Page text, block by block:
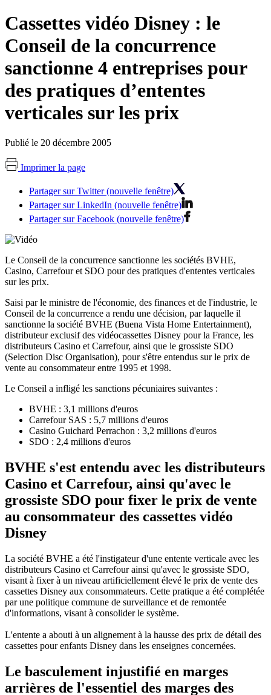
Cassettes vidéo Disney : le
Conseil de la concurrence
sanctionne 4 entreprises pour
des pratiques d’ententes
verticales sur les prix
Publié le 20 décembre 2005
Imprimer la page
Partager sur Twitter (nouvelle fenêtre)
Partager sur LinkedIn (nouvelle fenêtre)
Partager sur Facebook (nouvelle fenêtre)
Le Conseil de la concurrence sanctionne les sociétés BVHE,
Casino, Carrefour et SDO pour des pratiques d'ententes verticales
sur les prix.
Saisi par le ministre de l'économie, des finances et de l'industrie, le
Conseil de la concurrence a rendu une décision, par laquelle il
sanctionne la société BVHE (Buena Vista Home Entertainment),
distributeur exclusif des vidéocassettes Disney pour la France, les
distributeurs Casino et Carrefour, ainsi que le grossiste SDO
(Selection Disc Organisation), pour s'être entendus sur le prix de
vente au consommateur entre 1995 et 1998.
Le Conseil a infligé les sanctions pécuniaires suivantes :
BVHE : 3,1 millions d'euros
Carrefour SAS : 5,7 millions d'euros
Casino Guichard Perrachon : 3,2 millions d'euros
SDO : 2,4 millions d'euros
BVHE s'est entendu avec les distributeurs
Casino et Carrefour, ainsi qu'avec le
grossiste SDO pour fixer le prix de vente
au consommateur des cassettes vidéo
Disney
La société BVHE a été l'instigateur d'une entente verticale avec les
distributeurs Casino et Carrefour ainsi qu'avec le grossiste SDO,
visant à fixer à un niveau artificiellement élevé le prix de vente des
cassettes Disney aux consommateurs. Cette pratique a été complétée
par une politique commune de surveillance et de remontée
d'informations, visant à consolider le système.
L'entente a abouti à un alignement à la hausse des prix de détail des
cassettes pour enfants Disney dans les enseignes concernées.
Le basculement injustifié en marges
arrières de l'essentiel des marges des